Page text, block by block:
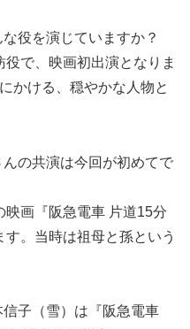
役を演じていますか？
で、映画初出演となりま
かける、穏やかな人物と
の共演は今回が初めてで
画『阪急電車 片道15分
。当時は祖母と孫という
子（雪）は『阪急電車